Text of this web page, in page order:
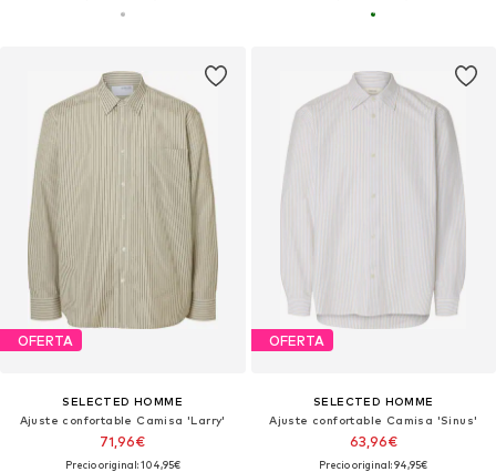
OFERTA
SELECTED HOMME
Ajuste confortable Camisa 'Larry'
71,96€
Precio original: 104,95€
OFERTA
SELECTED HOMME
Ajuste confortable Camisa 'Sinus'
63,96€
Precio original: 94,95€